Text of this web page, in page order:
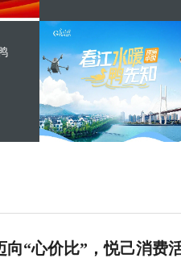
向“心价比”，悦己消费